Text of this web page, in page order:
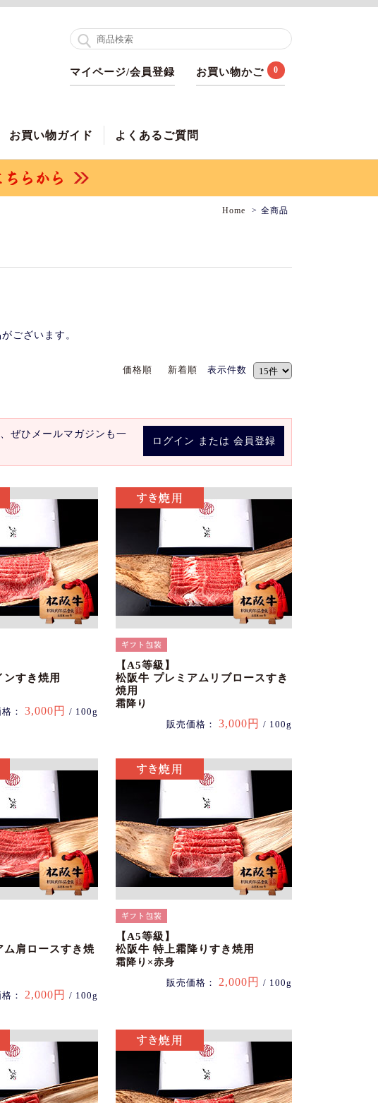
マイページ/会員登録 お買い物かご 0
お買い物ガイド よくあるご質問
Home 全商品
ございます。
価格順 新着順 表示件数
ログイン または 会員登録
ぜひメールマガジンも一
すき焼用
： 3,000円 / 100g
【A5等級】
松阪牛 プレミアムリブロースすき
焼用
霜降り
販売価格： 3,000円 / 100g
ム肩ロースすき焼
： 2,000円 / 100g
【A5等級】
松阪牛 特上霜降りすき焼用
霜降り×赤身
販売価格： 2,000円 / 100g